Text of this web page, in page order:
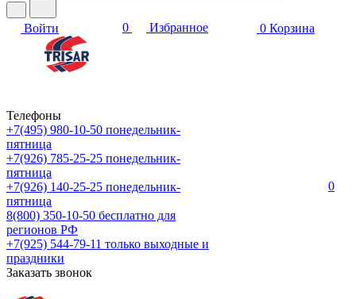
Войти 0 Избранное 0 Корзина
Телефоны
+7(495) 980-10-50 понедельник-
пятница
+7(926) 785-25-25 понедельник-
пятница
+7(926) 140-25-25 понедельник-
пятница
8(800) 350-10-50 бесплатно для
регионов РФ
+7(925) 544-79-11 только выходные и
праздники
Заказать звонок
0